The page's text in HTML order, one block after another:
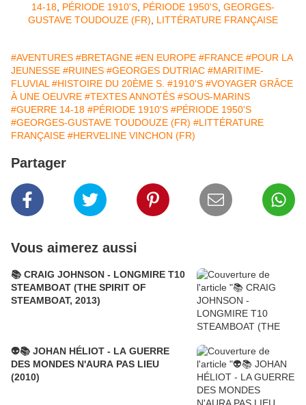
14-18 PÉRIODE 1910'S PÉRIODE 1950'S GEORGES-
GUSTAVE TOUDOUZE (FR)
LITTÉRATURE FRANÇAISE
#AVENTURES #BRETAGNE #EN EUROPE #FRANCE #POUR LA
JEUNESSE #RUINES #GEORGES DUTRIAC #MARITIME-
FLUVIAL #HISTOIRE DU 20ÈME S. #1910'S #VOYAGER GRÂCE
À UNE OEUVRE #TEXTES ANNOTÉS #SOUS-MARINS
#GUERRE 14-18 #PÉRIODE 1910'S #PÉRIODE 1950'S
#GEORGES-GUSTAVE TOUDOUZE (FR) #LITTÉRATURE
FRANÇAISE #HERVELINE VINCHON (FR)
Partager
Vous aimerez aussi
📚 CRAIG JOHNSON - LONGMIRE T10
STEAMBOAT (THE SPIRIT OF
STEAMBOAT, 2013)
👽📚 JOHAN HÉLIOT - LA GUERRE
DES MONDES N'AURA PAS LIEU
(2010)